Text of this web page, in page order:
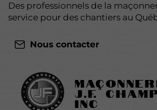
J.F.
Inc
Des professionnels de la
service pour des chantiers au
Nous contacter